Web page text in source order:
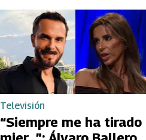
Televisión
“Siempre me ha tirado